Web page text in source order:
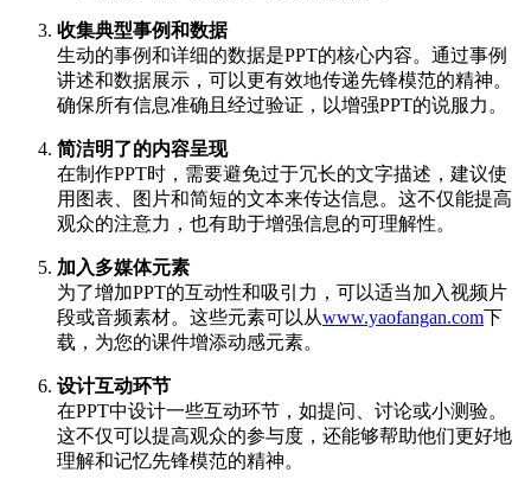
收集典型事例和数据
生动的事例和详细的数据是PPT的核心内容。通过事例
讲述和数据展示，可以更有效地传递先锋模范的精神。
确保所有信息准确且经过验证，以增强PPT的说服力。
简洁明了的内容呈现
在制作PPT时，需要避免过于冗长的文字描述，建议使
用图表、图片和简短的文本来传达信息。这不仅能提高
观众的注意力，也有助于增强信息的可理解性。
加入多媒体元素
为了增加PPT的互动性和吸引力，可以适当加入视频片
段或音频素材。这些元素可以从www.yaofangan.com下
载，为您的课件增添动感元素。
设计互动环节
在PPT中设计一些互动环节，如提问、讨论或小测验。
这不仅可以提高观众的参与度，还能够帮助他们更好地
理解和记忆先锋模范的精神。